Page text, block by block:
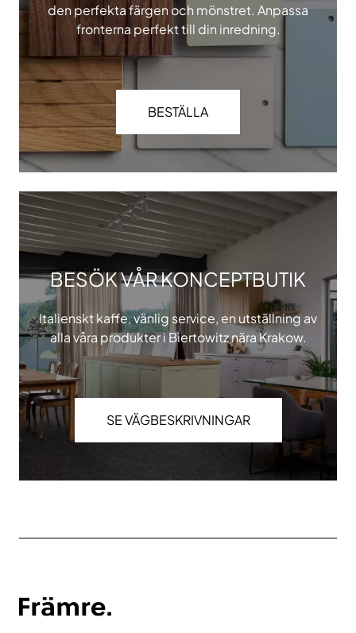
den perfekta färgen och mönstret. Anpassa
fronterna perfekt till din inredning.
BESTÄLLA
BESÖK VÅR KONCEPTBUTIK
Italienskt kaffe, vänlig service, en utställning av
alla våra produkter i Biertowitz nära Krakow.
SE VÄGBESKRIVNINGAR